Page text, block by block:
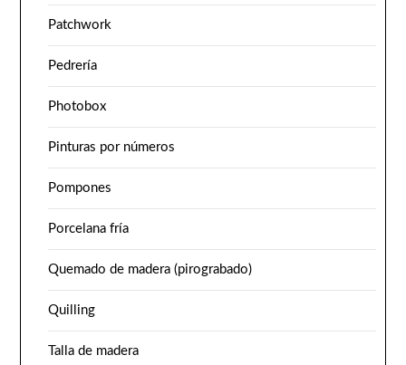
Patchwork
Pedrería
Photobox
Pinturas por números
Pompones
Porcelana fría
Quemado de madera (pirograbado)
Quilling
Talla de madera